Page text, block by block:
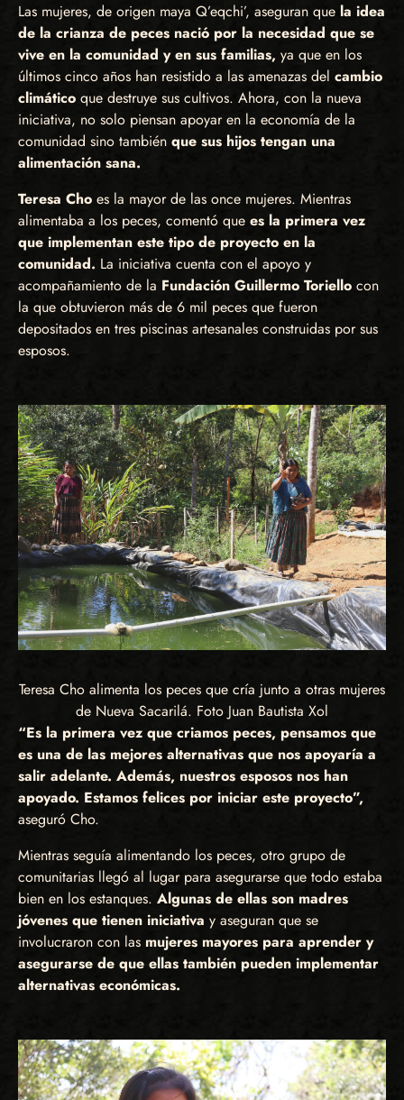
Las mujeres, de origen maya Q’eqchi’, aseguran que la idea
de la crianza de peces nació por la necesidad que se
vive en la comunidad y en sus familias, ya que en los
últimos cinco años han resistido a las amenazas del cambio
climático que destruye sus cultivos. Ahora, con la nueva
iniciativa, no solo piensan apoyar en la economía de la
comunidad sino también que sus hijos tengan una
alimentación sana.
Teresa Cho es la mayor de las once mujeres. Mientras
alimentaba a los peces, comentó que es la primera vez
que implementan este tipo de proyecto en la
comunidad. La iniciativa cuenta con el apoyo y
acompañamiento de la Fundación Guillermo Toriello con
la que obtuvieron más de 6 mil peces que fueron
depositados en tres piscinas artesanales construidas por sus
esposos.
Teresa Cho alimenta los peces que cría junto a otras mujeres
de Nueva Sacarilá. Foto Juan Bautista Xol
“Es la primera vez que criamos peces, pensamos que
es una de las mejores alternativas que nos apoyaría a
salir adelante. Además, nuestros esposos nos han
apoyado. Estamos felices por iniciar este proyecto”,
aseguró Cho.
Mientras seguía alimentando los peces, otro grupo de
comunitarias llegó al lugar para asegurarse que todo estaba
bien en los estanques. Algunas de ellas son madres
jóvenes que tienen iniciativa y aseguran que se
involucraron con las mujeres mayores para aprender y
asegurarse de que ellas también pueden implementar
alternativas económicas.